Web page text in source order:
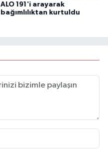
ALO 191'i arayarak
bağımlılıktan kurtuldu